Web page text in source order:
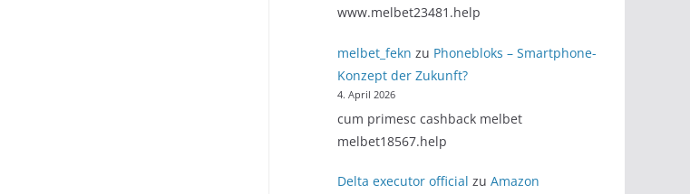
www.melbet23481.help
melbet_fekn zu Phonebloks – Smartphone-
Konzept der Zukunft?
4. April 2026
cum primesc cashback melbet
melbet18567.help
Delta executor official zu Amazon